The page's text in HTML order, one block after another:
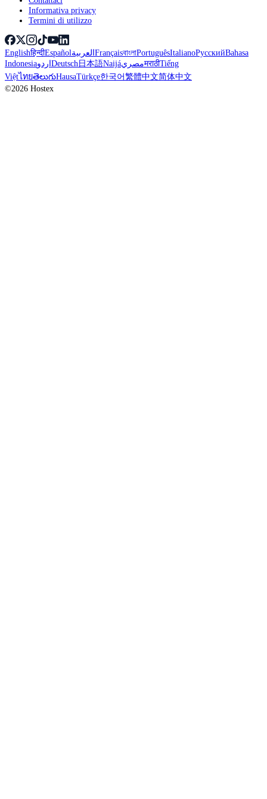
Informativa privacy
Termini di utilizzo
Englishहिन्दीEspañolالعربيةFrançaisবাংলাPortuguêsItalianoРусскийBahasa
IndonesiaاردوDeutsch日本語NaijáمصريमराठीTiếng
ViệtไทยతెలుగుHausaTürkçe한국어繁體中文简体中文
©2026 Hostex